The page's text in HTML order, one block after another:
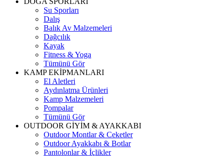
Su Sporları
Dalış
Balık Av Malzemeleri
Dağcılık
Kayak
Fitness & Yoga
Tümünü Gör
KAMP EKİPMANLARI
El Aletleri
Aydınlatma Ürünleri
Kamp Malzemeleri
Pompalar
Tümünü Gör
OUTDOOR GİYİM & AYAKKABI
Outdoor Montlar & Ceketler
Outdoor Ayakkabı & Botlar
Pantolonlar & İçlikler